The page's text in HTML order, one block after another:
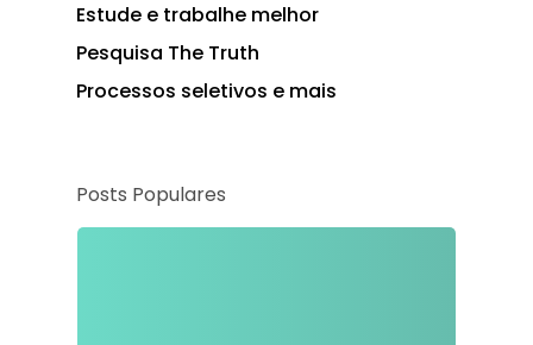
Estude e trabalhe melhor
Pesquisa The Truth
Processos seletivos e mais
Posts Populares